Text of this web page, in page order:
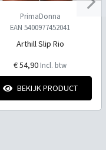
PrimaDonna
EAN 5400977452041
Arthill Slip Rio
€ 54,90 Incl. btw
BEKIJK PRODUCT